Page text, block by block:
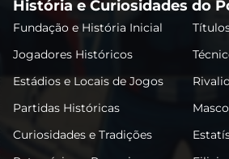
História e Curiosidades do
Fundação e História Inicial
Jogadores Históricos
Estádios e Locais de Jogos
Partidas Históricas
Curiosidades e Tradições